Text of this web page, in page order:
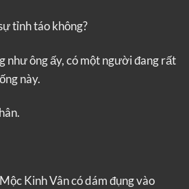
tỉnh táo không?
như ông ấy, có một người đang rất
này.
Kinh Vân có dám đụng vào